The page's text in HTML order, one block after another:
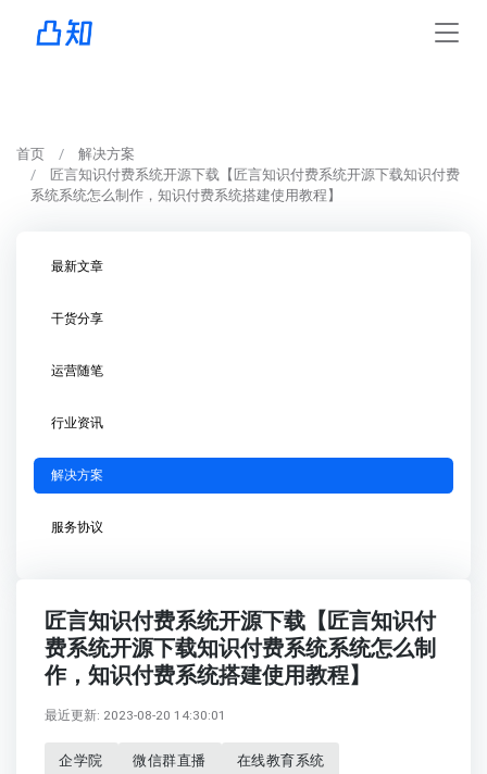
首页
解决方案
匠言知识付费系统开源下载【匠言知识付费系统开源下载知识付费
系统系统怎么制作，知识付费系统搭建使用教程】
最新文章
干货分享
运营随笔
行业资讯
解决方案
服务协议
匠言知识付费系统开源下载【匠言知识付
费系统开源下载知识付费系统系统怎么制
作，知识付费系统搭建使用教程】
最近更新: 2023-08-20 14:30:01
企学院 微信群直播 在线教育系统